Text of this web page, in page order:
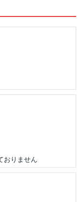
おりません